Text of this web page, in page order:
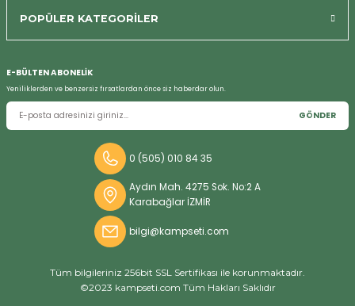
POPÜLER KATEGORİLER
E-BÜLTEN ABONELİK
Yeniliklerden ve benzersiz fırsatlardan önce siz haberdar olun.
GÖNDER
0 (505) 010 84 35
Aydın Mah. 4275 Sok. No:2 A
Karabağlar İZMİR
bilgi@kampseti.com
Tüm bilgileriniz 256bit SSL Sertifikası ile korunmaktadır.
©2023 kampseti.com Tüm Hakları Saklıdır